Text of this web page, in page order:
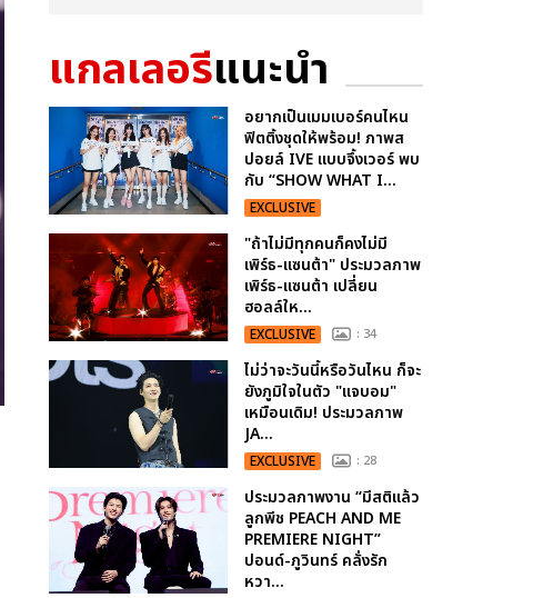
แกลเลอรีแนะนำ
อยากเป็นเมมเบอร์คนไหน
ฟิตติ้งชุดให้พร้อม! ภาพส
ปอยล์ IVE แบบจึ้งเวอร์ พบ
กับ “SHOW WHAT I...
EXCLUSIVE
"ถ้าไม่มีทุกคนก็คงไม่มี
เพิร์ธ-แซนต้า" ประมวลภาพ
เพิร์ธ-แซนต้า เปลี่ยน
ฮอลล์ให...
EXCLUSIVE : 34
ไม่ว่าจะวันนี้หรือวันไหน ก็จะ
ยังภูมิใจในตัว "แจบอม"
เหมือนเดิม! ประมวลภาพ
JA...
EXCLUSIVE : 28
ประมวลภาพงาน “มีสติแล้ว
ลูกพีช PEACH AND ME
PREMIERE NIGHT”
ปอนด์-ภูวินทร์ คลั่งรัก
หวา...